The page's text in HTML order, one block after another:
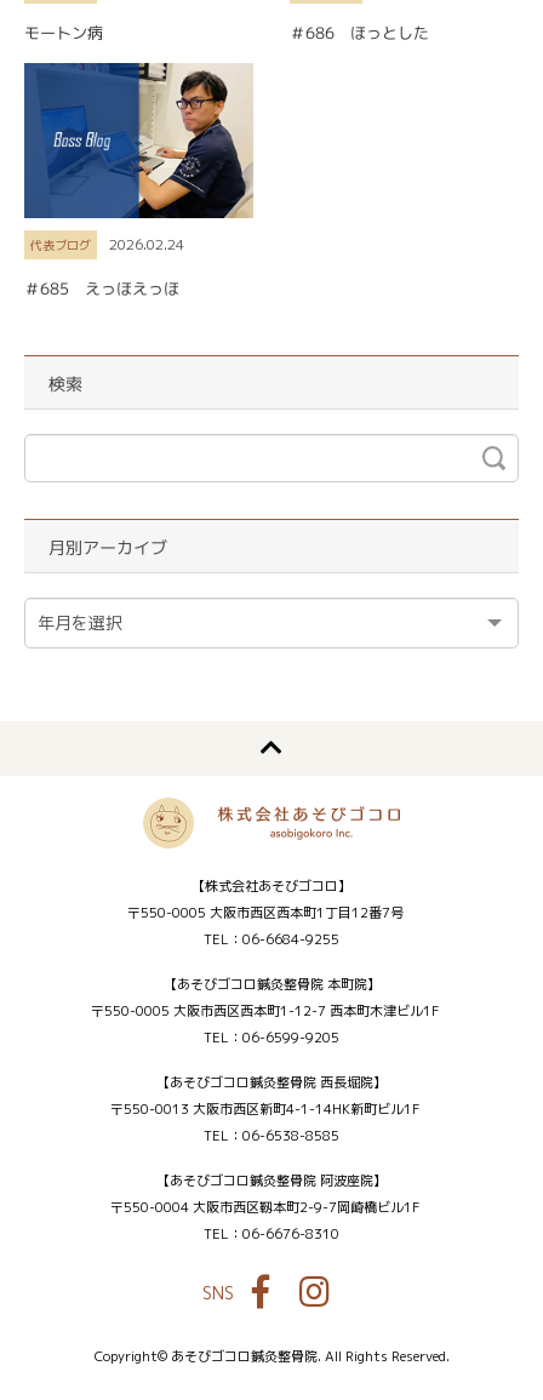
モートン病 ＃686 ほっとした
代表ブログ 2026.02.24
＃685 えっほえっほ
検索
月別アーカイブ
【株式会社あそびゴコロ】
〒550-0005 大阪市西区西本町1丁目12番7号
TEL：06-6684-9255
【あそびゴコロ鍼灸整骨院 本町院】
〒550-0005 大阪市西区西本町1-12-7 西本町木津ビル1F
TEL：06-6599-9205
【あそびゴコロ鍼灸整骨院 西長堀院】
〒550-0013 大阪市西区新町4-1-14HK新町ビル1F
TEL：06-6538-8585
【あそびゴコロ鍼灸整骨院 阿波座院】
〒550-0004 大阪市西区靱本町2-9-7岡崎橋ビル1F
TEL：06-6676-8310
SNS Facebook
Copyright© あそびゴコロ鍼灸整骨院. All Rights Reserved.